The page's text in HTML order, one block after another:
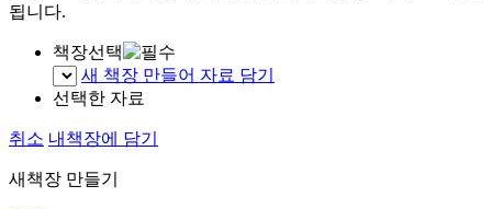
됩니다.
책장선택
새 책장 만들어 자료 담기
선택한 자료
취소 내책장에 담기
새책장 만들기